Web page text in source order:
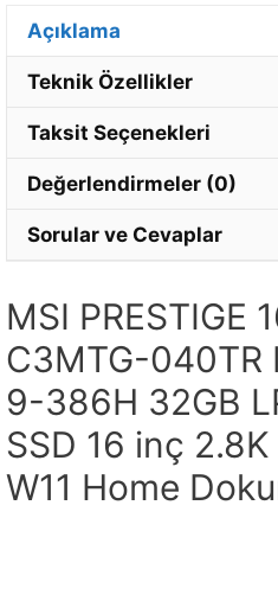
Açıklama
Teknik Özellikler
Taksit Seçenekleri
Değerlendirmeler (0)
Sorular ve Cevaplar
MSI PRESTIGE
C3MTG-040TR
9-386H 32GB
SSD 16 inç
W11 Home